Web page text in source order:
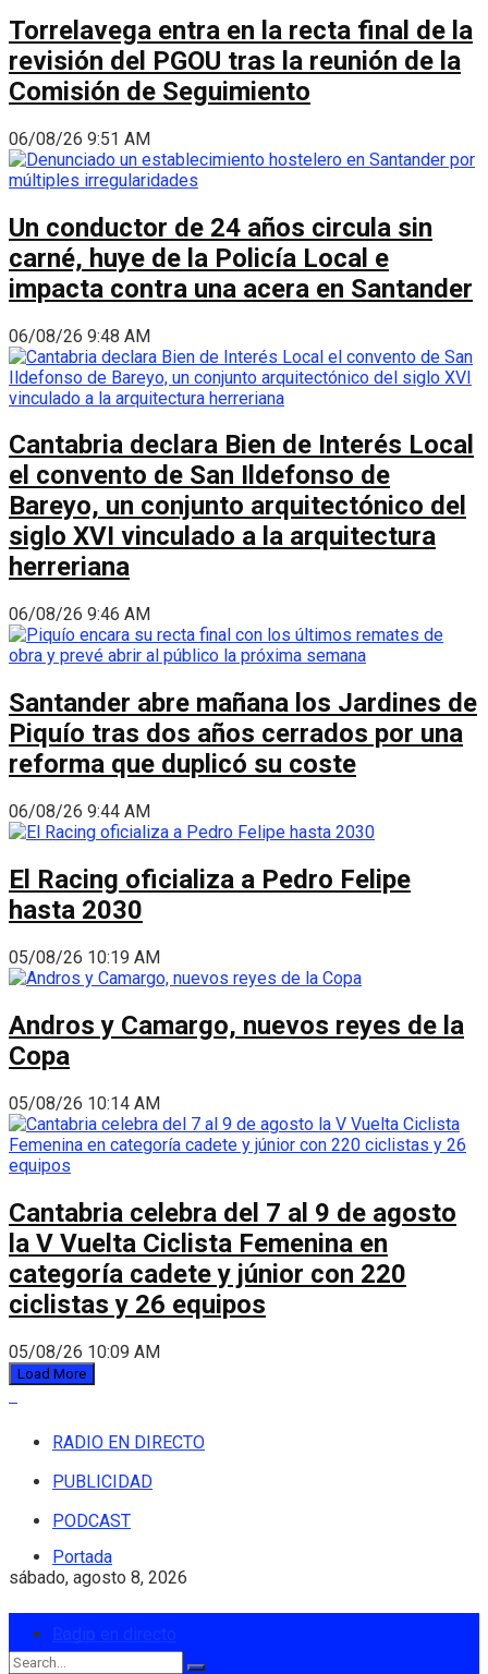
Torrelavega entra en la recta final de la
revisión del PGOU tras la reunión de la
Comisión de Seguimiento
06/08/26 9:51 AM
Un conductor de 24 años circula sin
carné, huye de la Policía Local e
impacta contra una acera en Santander
06/08/26 9:48 AM
Cantabria declara Bien de Interés Local
el convento de San Ildefonso de
Bareyo, un conjunto arquitectónico del
siglo XVI vinculado a la arquitectura
herreriana
06/08/26 9:46 AM
Santander abre mañana los Jardines de
Piquío tras dos años cerrados por una
reforma que duplicó su coste
06/08/26 9:44 AM
El Racing oficializa a Pedro Felipe
hasta 2030
05/08/26 10:19 AM
Andros y Camargo, nuevos reyes de la
Copa
05/08/26 10:14 AM
Cantabria celebra del 7 al 9 de agosto
la V Vuelta Ciclista Femenina en
categoría cadete y júnior con 220
ciclistas y 26 equipos
05/08/26 10:09 AM
Load More
RADIO EN DIRECTO
PUBLICIDAD
PODCAST
sábado, agosto 8, 2026
Portada